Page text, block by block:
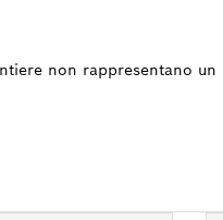
non rappresentano